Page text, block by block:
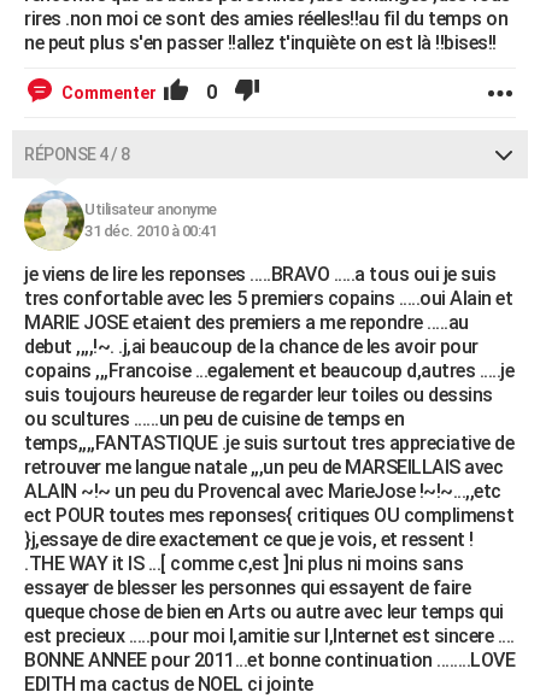
rires .non moi ce sont des amies réelles!!au fil du temps on
ne peut plus s'en passer !!allez t'inquiète on est là !!bises!!
Commenter 0
RÉPONSE 4 / 8
Utilisateur anonyme
31 déc. 2010 à 00:41
je viens de lire les reponses .....BRAVO .....a tous oui je suis
tres confortable avec les 5 premiers copains .....oui Alain et
MARIE JOSE etaient des premiers a me repondre .....au
debut ,,,,!~. .j,ai beaucoup de la chance de les avoir pour
copains ,,,Francoise ...egalement et beaucoup d,autres .....je
suis toujours heureuse de regarder leur toiles ou dessins
ou scultures ......un peu de cuisine de temps en
temps,,,,FANTASTIQUE .je suis surtout tres appreciative de
retrouver me langue natale ,,,un peu de MARSEILLAIS avec
ALAIN ~!~ un peu du Provencal avec MarieJose !~!~...,,etc
ect POUR toutes mes reponses{ critiques OU complimenst
}j,essaye de dire exactement ce que je vois, et ressent !
.THE WAY it IS ...[ comme c,est ]ni plus ni moins sans
essayer de blesser les personnes qui essayent de faire
queque chose de bien en Arts ou autre avec leur temps qui
est precieux .....pour moi l,amitie sur l,Internet est sincere ....
BONNE ANNEE pour 2011...et bonne continuation ........LOVE
EDITH ma cactus de NOEL ci jointe